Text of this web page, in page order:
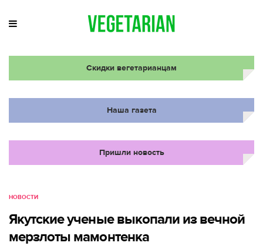
Скидки вегетарианцам
Наша газета
Пришли новость
НОВОСТИ
Якутские ученые выкопали из вечной
мерзлоты мамонтенка